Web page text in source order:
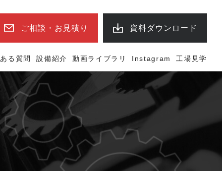
ご相談・お見積り 資料ダウンロード
る質問 設備紹介 動画ライブラリ Instagram 工場見学